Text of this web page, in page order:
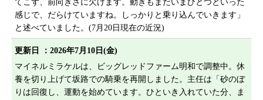
てこず、前向きさに欠けます。動きもまだいまひとつといった
感じで、だらけていますね。しっかりと乗り込んでいきます」
と述べていました。(7月20日現在の近況)
更新日 ： 2026年7月10日(金)
マイネルミラケルは、ビッグレッドファーム明和で調整中。休
養を切り上げて坂路での騎乗を再開しました。主任は「砂のぼ
りは回復し、運動を始めています。ひといき入れていた分、ま